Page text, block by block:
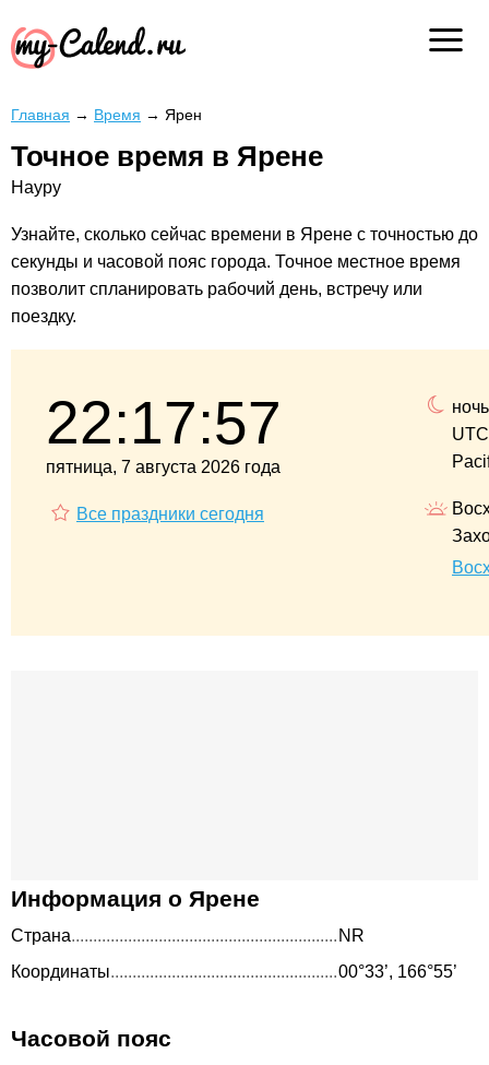
Главная → Время → Ярен
Точное время в Ярене
Науру
Узнайте, сколько сейчас времени в Ярене с точностью до
секунды и часовой пояс города. Точное местное время
позволит спланировать рабочий день, встречу или
поездку.
22:17:58
пятница, 7 августа 2026 года
Все праздники сегодня
ночь
Информация о Ярене
Страна
NR
Координаты
00°33’, 166°55’
Часовой пояс